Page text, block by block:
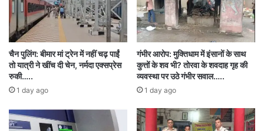
हुई है। उन्होंने कहा, “पार्टी जो भी फैसला लेती है, वह सोच-
समझकर लेती है।” भाजपा के नेता इस पूरे मामले में
बयानबाजी करने से बच रहे है। वहीं भाजपा के बागी
नेता नूतन सिंह ठाकुर ने कहा, “मुझे अब तक कोई
आधिकारिक पत्र नहीं मिला है और न ही पार्टी की ओर से
था, हूं और रहूंगा।”
चैन पुलिंग: बीमार मां ट्रेन में नहीं चढ़ पाईं
तो यात्री ने खींच दी चेन, नर्मदा एक्सप्रेस
रुकी…..
1 day ago
गंभीर आरोप: मुक्तिधाम में इंसानों के साथ
कुत्तों के शव भी? तोरवा के शवदाह गृह की
व्यवस्था पर उठे गंभीर सवाल…..
1 day ago